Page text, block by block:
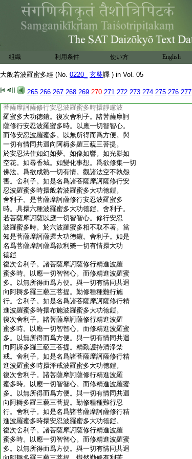
組織 利用条件 使い方 English
大般若波羅蜜多經 (No. 0220_ 玄奘譯 ) in Vol. 05
265 266 267 268 269 270 271 272 273 274 275 276 277
菩薩摩訶薩修行安忍波羅蜜多時。以應一
切智智心。而修安忍波羅蜜多。以無所得而
爲方便。與一切有情同共迴向阿耨多羅三
藐三菩提。於安忍行勤修不息。舍利子。如是
名爲諸菩薩摩訶薩修行安忍波羅蜜多時擐
精進波羅蜜多大功徳鎧
復次舍利子。諸菩薩摩訶薩修行安忍波羅
蜜多時。以應一切智智心。而修安忍波羅蜜
多。以無所得而爲方便。與一切有情同共迴
向阿耨多羅三藐三菩提。攝心一縁修安忍
菩薩摩訶薩修行安忍波羅蜜多時擐靜慮波
羅蜜多大功徳鎧。復次舍利子。諸菩薩摩訶
薩修行安忍波羅蜜多時。以應一切智智心。
而修安忍波羅蜜多。以無所得而爲方便。與
一切有情同共迴向阿耨多羅三藐三菩提。
於安忍法住如幻如夢。如像如響。如光影如
空花。如尋香城。如變化事想。爲欲修集一切
佛法。爲欲成熟一切有情。觀諸法空不執怨
害。舍利子。如是名爲諸菩薩摩訶薩修行安
忍波羅蜜多時擐般若波羅蜜多大功徳鎧。
舍利子。是菩薩摩訶薩修行安忍波羅蜜多
時。具擐六種波羅蜜多大功徳鎧。舍利子。
若菩薩摩訶薩以應一切智智心。修行安忍
波羅蜜多時。於六波羅蜜多相不取不著。當
知是菩薩摩訶薩擐大功徳鎧。舍利子。如是
名爲菩薩摩訶薩爲欲利樂一切有情擐大功
徳鎧
復次舍利子。諸菩薩摩訶薩修行精進波羅
蜜多時。以應一切智智心。而修精進波羅蜜
多。以無所得而爲方便。與一切有情同共迴
向阿耨多羅三藐三菩提。勤修種種難行施
行。舍利子。如是名爲諸菩薩摩訶薩修行精
進波羅蜜多時擐布施波羅蜜多大功徳鎧。
復次舍利子。諸菩薩摩訶薩修行精進波羅
蜜多時。以應一切智智心。而修精進波羅蜜
多。以無所得而爲方便。與一切有情同共迴
向阿耨多羅三藐三菩提。精勤護持清淨禁
戒。舍利子。如是名爲諸菩薩摩訶薩修行精
進波羅蜜多時擐淨戒波羅蜜多大功徳鎧。
復次舍利子。諸菩薩摩訶薩修行精進波羅
蜜多時。以應一切智智心。而修精進波羅蜜
多。以無所得而爲方便。與一切有情同共迴
向阿耨多羅三藐三菩提。勤修種種難行忍
行。舍利子。如是名爲諸菩薩摩訶薩修行精
進波羅蜜多時擐安忍波羅蜜多大功徳鎧。
復次舍利子。諸菩薩摩訶薩修行精進波羅
蜜多時。以應一切智智心。而修精進波羅蜜
多。以無所得而爲方便。與一切有情同共迴